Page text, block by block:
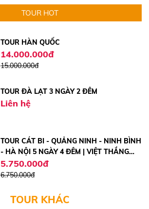
TOUR HOT
15.000.000đ
TOUR ĐÀ LẠT 3 NGÀY 2 ĐÊM
TRAVEL
5.750.000đ
6.750.000đ
TOUR ĐÀ LẠT 4 NGÀY 3 ĐÊM
3.260.000đ
TOUR KHÁC